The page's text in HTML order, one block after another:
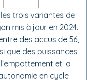
trois variantes de
mis à jour en 2024.
des accus de 56,
que des puissances
et la
en cycle